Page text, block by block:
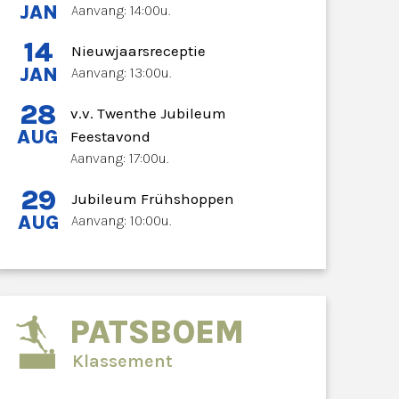
JAN Aanvang: 14:00u.
14
JAN
Nieuwjaarsreceptie
Aanvang: 13:00u.
28
AUG
v.v. Twenthe Jubileum
Feestavond
Aanvang: 17:00u.
29
AUG
Jubileum Frühshoppen
Aanvang: 10:00u.
PATSBOEM
Klassement